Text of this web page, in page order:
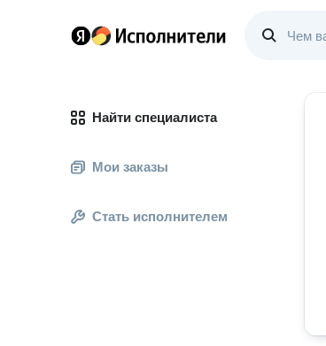
Найти специалиста
Мои заказы
Стать исполнителем